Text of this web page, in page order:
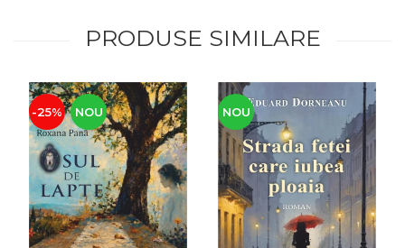
PRODUSE SIMILARE
-25% NOU NOU